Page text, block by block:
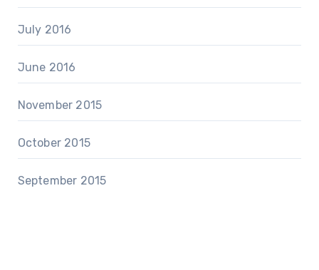
July 2016
June 2016
November 2015
October 2015
September 2015